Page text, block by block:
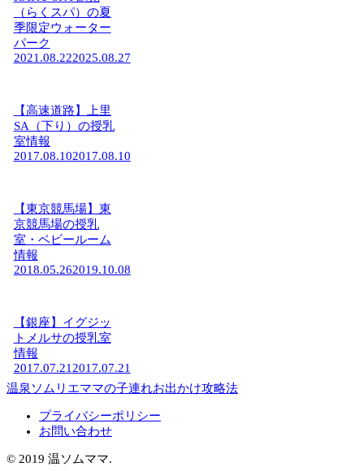
（らくスパ）の夏
季限定ウォーター
パーク
2021.08.222025.08.27
【高速道路】上里
SA（下り）の授乳
室情報
2017.08.102017.08.10
【東京競馬場】東
京競馬場の授乳
室・ベビールーム
情報
2018.05.262019.10.08
【銀座】イグジッ
トメルサの授乳室
情報
2017.07.212017.07.21
温泉ソムリエママの子連れお出かけ攻略法
プライバシーポリシー
お問い合わせ
© 2019 温ソムママ.